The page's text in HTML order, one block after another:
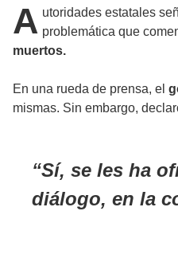
A utoridades estatales
problemática que
muertos.
En una rueda de prensa, el
mismas. Sin embargo,
Sí, se les ha
diálogo, en la